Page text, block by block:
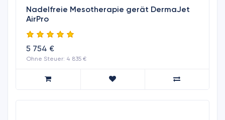
Nadelfreie Mesotherapie gerät DermaJet
AirPro
5 754 €
Ohne Steuer: 4 835 €